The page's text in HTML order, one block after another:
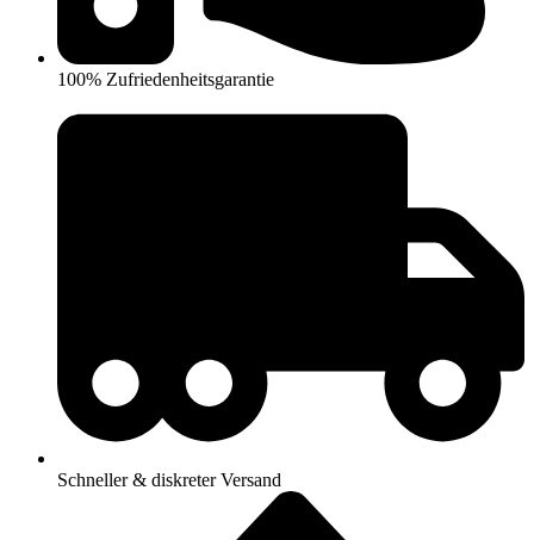
100% Zufriedenheitsgarantie
Schneller & diskreter Versand